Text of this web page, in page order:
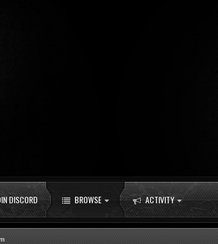
DISCORD BROWSE ACTIVITY